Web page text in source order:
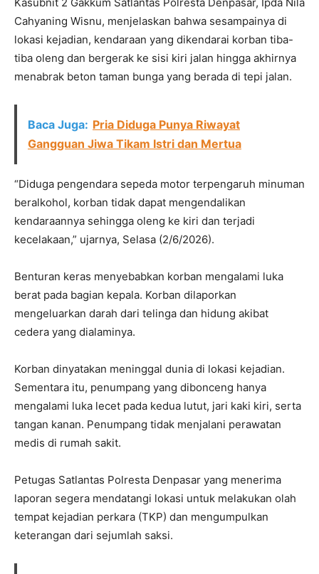
Cahyaning Wisnu, menjelaskan bahwa sesampainya di
lokasi kejadian, kendaraan yang dikendarai korban tiba-
tiba oleng dan bergerak ke sisi kiri jalan hingga akhirnya
menabrak beton taman bunga yang berada di tepi jalan.
Baca Juga: Pria Diduga Punya Riwayat
Gangguan Jiwa Tikam Istri dan Mertua
“Diduga pengendara sepeda motor terpengaruh minuman
beralkohol, korban tidak dapat mengendalikan
kendaraannya sehingga oleng ke kiri dan terjadi
kecelakaan,” ujarnya, Selasa (2/6/2026).
Benturan keras menyebabkan korban mengalami luka
berat pada bagian kepala. Korban dilaporkan
mengeluarkan darah dari telinga dan hidung akibat
cedera yang dialaminya.
Korban dinyatakan meninggal dunia di lokasi kejadian.
Sementara itu, penumpang yang dibonceng hanya
mengalami luka lecet pada kedua lutut, jari kaki kiri, serta
tangan kanan. Penumpang tidak menjalani perawatan
medis di rumah sakit.
Petugas Satlantas Polresta Denpasar yang menerima
laporan segera mendatangi lokasi untuk melakukan olah
tempat kejadian perkara (TKP) dan mengumpulkan
keterangan dari sejumlah saksi.